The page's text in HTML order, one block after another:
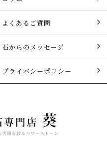
よくあるご質問
石からのメッセージ
プライバシーポリシー